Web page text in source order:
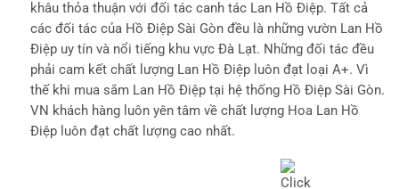
khâu thỏa thuận với đối tác canh tác Lan Hồ Điệp. Tất cả
các đối tác của Hồ Điệp Sài Gòn đều là những vườn Lan Hồ
Điệp uy tín và nổi tiếng khu vực Đà Lạt. Những đối tác đều
phải cam kết chất lượng Lan Hồ Điệp luôn đạt loại A+. Vì
thế khi mua sắm Lan Hồ Điệp tại hệ thống Hồ Điệp Sài Gòn.
VN khách hàng luôn yên tâm về chất lượng Hoa Lan Hồ
Điệp luôn đạt chất lượng cao nhất.